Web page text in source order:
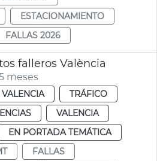
ESTACIONAMIENTO
FALLAS 2026
falleros València
meses
VALENCIA
TRÁFICO
VALENCIA
EN PORTADA TEMÁTICA
FALLAS